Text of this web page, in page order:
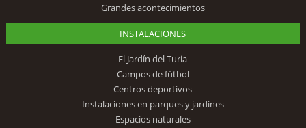
Grandes acontecimientos
INSTALACIONES
El Jardín del Turia
Campos de fútbol
Centros deportivos
Instalaciones en parques y jardines
Espacios naturales